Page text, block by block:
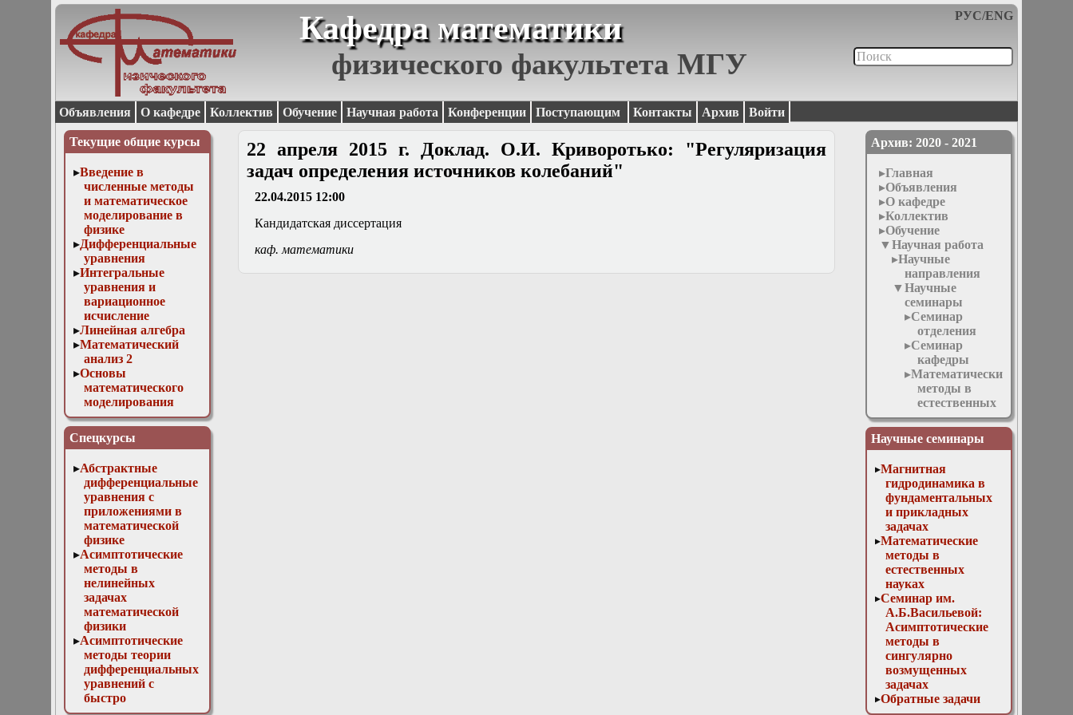
РУС/ENG
Кафедра математики
физического факультета МГУ
Объявления О кафедре Коллектив Обучение Научная работа Конференции Поступающим Контакты Архив Войти
Текущие общие курсы
Введение в
численные методы
и математическое
моделирование в
физике
Дифференциальные
уравнения
Интегральные
уравнения и
вариационное
исчисление
Линейная алгебра
Математический
анализ 2
Основы
математического
моделирования
Численные методы
в физике
Спецкурсы
Абстрактные
дифференциальные
уравнения с
приложениями в
математической
физике
Асимптотические
методы в
нелинейных
задачах
математической
физики
Асимптотические
методы теории
дифференциальных
уравнений с
быстро
осциллирующими
Архив: 2020 - 2021
Главная
Объявления
О кафедре
Коллектив
Обучение
Научная работа
Научные
направления
Научные
семинары
Семинар
отделения
Семинар
кафедры
Математические
методы в
естественных
науках
Обратные
задачи
физики
1 марта
2017.
Доклад. В.
Митрофанов:
«Открытие
гравитационных
1 ноября
2017 г.
Доклад. Н.
А. Тихонов:
«Математическое
моделирование
задач
Научные семинары
Магнитная
гидродинамика в
фундаментальных
и прикладных
задачах
Математические
методы в
естественных
науках
Семинар им.
А.Б.Васильевой:
Асимптотические
методы в
сингулярно
возмущенных
задачах
Обратные задачи
22 апреля 2015 г. Доклад. О.И. Криворотько: "Регуляризация
задач определения источников колебаний"
22.04.2015 12:00
Кандидатская диссертация
каф. математики